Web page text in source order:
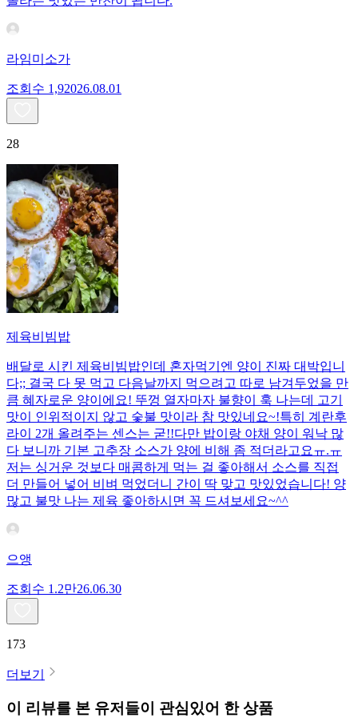
라임미소가
조회수 1,92026.08.01
28
제육비빔밥
배달로 시킨 제육비빔밥인데 혼자먹기엔 양이 진짜 대박입니
다;; 결국 다 못 먹고 다음날까지 먹으려고 따로 남겨두었을 만
큼 혜자로운 양이에요! 뚜껑 열자마자 불향이 훅 나는데 고기
맛이 인위적이지 않고 숯불 맛이라 참 맛있네요~!특히 계란후
라이 2개 올려주는 센스는 굳!! ​다만 밥이랑 야채 양이 워낙 많
다 보니까 기본 고추장 소스가 양에 비해 좀 적더라고요ㅠ.ㅠ
저는 싱거운 것보다 매콤하게 먹는 걸 좋아해서 소스를 직접
더 만들어 넣어 비벼 먹었더니 간이 딱 맞고 맛있었습니다! 양
많고 불맛 나는 제육 좋아하시면 꼭 드셔보세요~^^
으앵
조회수 1.2만26.06.30
173
더보기
이 리뷰를 본 유저들이 관심있어 한 상품